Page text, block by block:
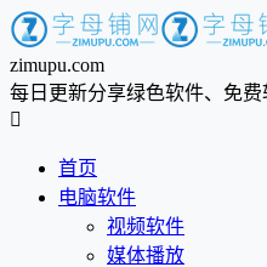
zimupu.com
每日更新分享绿色软件、免费

首页
电脑软件
视频软件
媒体播放